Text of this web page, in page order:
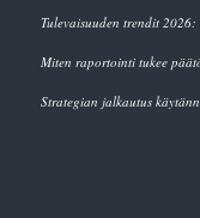
Tulevaisuuden trendit
Miten raportointi tukee
Strategian jalkautus